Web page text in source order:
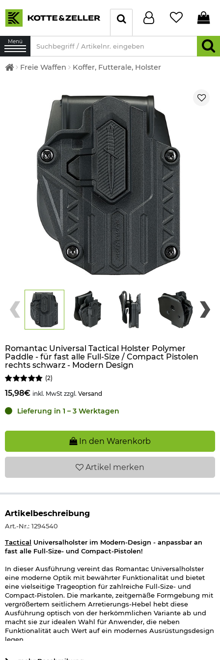
Menü
Freie Waffen Koffer, Futterale, Holster
Romantac Universal Tactical Holster Polymer
Paddle - für fast alle Full-Size / Compact Pistolen
rechts schwarz - Modern Design
(2)
15,98€ inkl. MwSt zzgl. Versand
Lieferung in 1 – 3 Werktagen
In den Warenkorb
Artikel merken
Artikelbeschreibung
Art.-Nr.: 1294540
Tactical Universalholster im Modern-Design - anpassbar an
fast alle Full-Size- und Compact-Pistolen!
In dieser Ausführung vereint das Romantac Universalholster
eine moderne Optik mit bewährter Funktionalität und bietet
eine vielseitige Trageoption für zahlreiche Full-Size- und
Compact-Pistolen. Die markante, zeitgemäße Formgebung mit
vergrößertem seitlichem Arretierungs-Hebel hebt diese
Ausführung optisch von der herkömmlichen Variante ab und
macht sie zur idealen Wahl für Anwender, die neben
Funktionalität auch Wert auf ein modernes Ausrüstungsdesign
legen.
Dank der universellen und anpassbaren Bauweise eignet sich